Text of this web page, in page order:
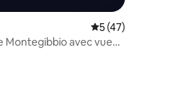
Évaluation
5 (47)
Montegibbio avec vue